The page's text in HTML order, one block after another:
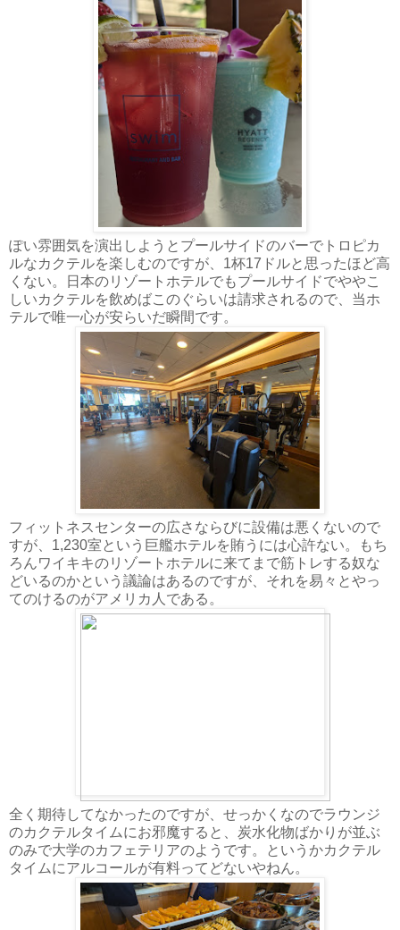
ぽい雰囲気を演出しようとプールサイドのバーでトロピカ
ルなカクテルを楽しむのですが、1杯17ドルと思ったほど高
くない。日本のリゾートホテルでもプールサイドでややこ
しいカクテルを飲めばこのぐらいは請求されるので、当ホ
テルで唯一心が安らいだ瞬間です。
フィットネスセンターの広さならびに設備は悪くないので
すが、1,230室という巨艦ホテルを賄うには心許ない。もち
ろんワイキキのリゾートホテルに来てまで筋トレする奴な
どいるのかという議論はあるのですが、それを易々とやっ
てのけるのがアメリカ人である。
全く期待してなかったのですが、せっかくなのでラウンジ
のカクテルタイムにお邪魔すると、炭水化物ばかりが並ぶ
のみで大学のカフェテリアのようです。というかカクテル
タイムにアルコールが有料ってどないやねん。